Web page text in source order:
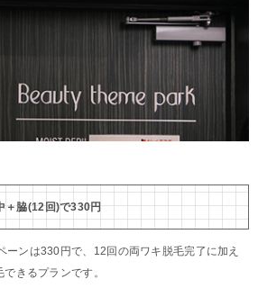
＋脇(12回)で330円
ーンは330円で、12回の両ワキ脱毛完了に加え
きるプランです。